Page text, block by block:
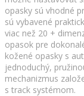
opasky sú vhodné
sú vybavené
viac než 20 +
opasok pre
kožené opasky s
jednoduchý,
mechanizmus
s track systémom.